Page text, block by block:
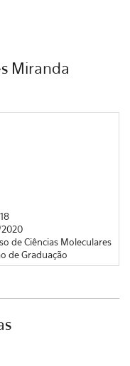
Miranda
de Ciências Moleculares
de Graduação